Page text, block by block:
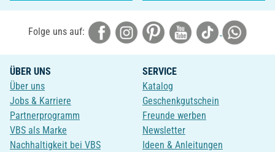
Folge uns auf:
ÜBER UNS
Über uns
Jobs & Karriere
Partnerprogramm
VBS als Marke
Nachhaltigkeit bei VBS
SERVICE
Katalog
Geschenkgutschein
Freunde werben
Newsletter
Ideen & Anleitungen